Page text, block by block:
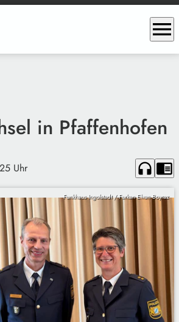
menu
in Pfaffenhofen
Uhr headphones chrome_reader_mode
Funkhaus Ingolstadt / Furkan Elvan Boyraz